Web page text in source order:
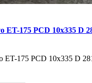
ET-175 PCD 10x335 D
ET-175 PCD 10x335 D